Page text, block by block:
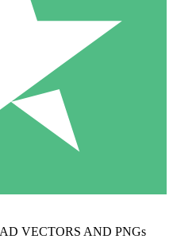
VECTORS AND PNGs